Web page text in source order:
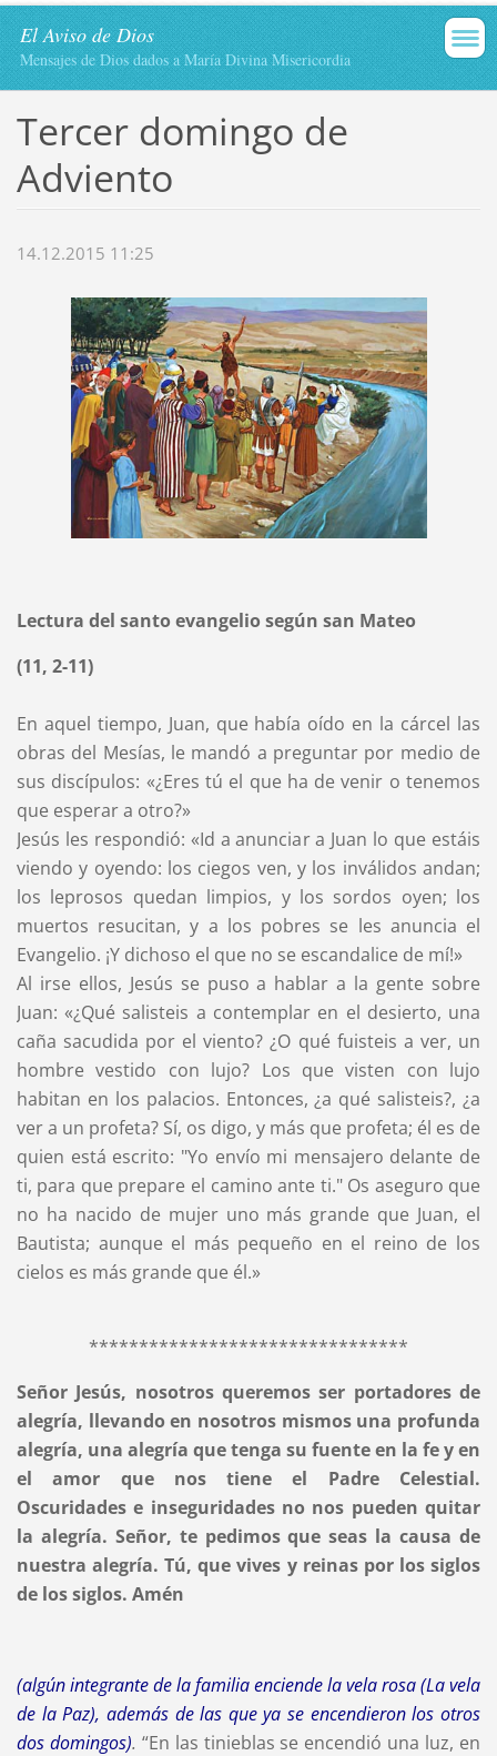
El Aviso de Dios
Mensajes de Dios dados a María Divina Misericordia
Tercer domingo de
Adviento
14.12.2015 11:25
Lectura del santo evangelio según san Mateo
(11, 2-11)
En aquel tiempo, Juan, que había oído en la cárcel las
obras del Mesías, le mandó a preguntar por medio de
sus discípulos: «¿Eres tú el que ha de venir o tenemos
que esperar a otro?»
Jesús les respondió: «Id a anunciar a Juan lo que estáis
viendo y oyendo: los ciegos ven, y los inválidos andan;
los leprosos quedan limpios, y los sordos oyen; los
muertos resucitan, y a los pobres se les anuncia el
Evangelio. ¡Y dichoso el que no se escandalice de mí!»
Al irse ellos, Jesús se puso a hablar a la gente sobre
Juan: «¿Qué salisteis a contemplar en el desierto, una
caña sacudida por el viento? ¿O qué fuisteis a ver, un
hombre vestido con lujo? Los que visten con lujo
habitan en los palacios. Entonces, ¿a qué salisteis?, ¿a
ver a un profeta? Sí, os digo, y más que profeta; él es de
quien está escrito: "Yo envío mi mensajero delante de
ti, para que prepare el camino ante ti." Os aseguro que
no ha nacido de mujer uno más grande que Juan, el
Bautista; aunque el más pequeño en el reino de los
cielos es más grande que él.»
********************************
Señor Jesús, nosotros queremos ser portadores de
alegría, llevando en nosotros mismos una profunda
alegría, una alegría que tenga su fuente en la fe y en
el amor que nos tiene el Padre Celestial.
Oscuridades e inseguridades no nos pueden quitar
la alegría. Señor, te pedimos que seas la causa de
nuestra alegría. Tú, que vives y reinas por los siglos
de los siglos. Amén
(algún integrante de la familia enciende la vela rosa (La vela
de la Paz), además de las que ya se encendieron los otros
dos domingos). “En las tinieblas se encendió una luz, en